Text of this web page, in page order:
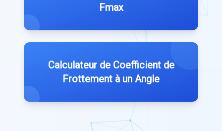
Fmax
Calculateur de Coefficient de
Frottement à un Angle